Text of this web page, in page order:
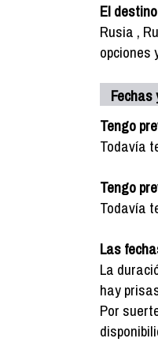
El
Rusia ,
opciones
Fechas
Tengo
Todavía
Tengo
Todavía
Las
La
hay
Por